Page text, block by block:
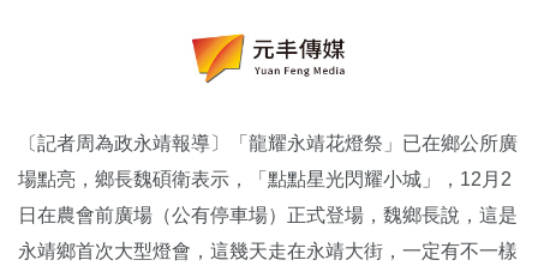
〔記者周為政永靖報導〕「龍耀永靖花燈祭」已在鄉公所廣
場點亮，鄉長魏碩衛表示，「點點星光閃耀小城」，12月2
日在農會前廣場（公有停車場）正式登場，魏鄉長說，這是
永靖鄉首次大型燈會，這幾天走在永靖大街，一定有不一樣